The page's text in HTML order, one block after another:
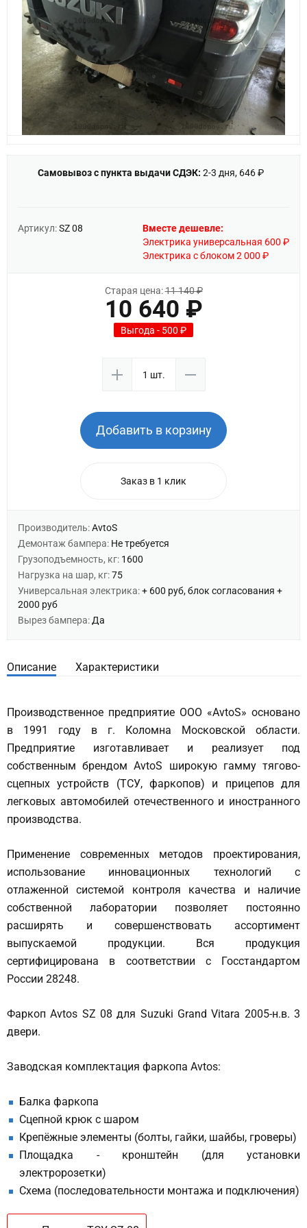
Самовывоз с пункта выдачи СДЭК: 2-3 дня, 646 ₽
Артикул:SZ 08
Вместе дешевле:
Электрика универсальная 600 ₽
Электрика с блоком 2 000 ₽
Старая цена:11 140 ₽
10 640 ₽
Выгода - 500 ₽
Добавить в корзину
Заказ в 1 клик
Производитель:AvtoS
Демонтаж бампера: Не требуется
Грузоподъемность, кг: 1600
Нагрузка на шар, кг:75
Универсальная электрика:+ 600 руб, блок согласования +
2000 руб
Вырез бампера: Да
Описание Характеристики
Производственное предприятие ООО «AvtoS» основано
в 1991 году в г. Коломна Московской области.
Предприятие изготавливает и реализует под
собственным брендом AvtoS широкую гамму тягово-
сцепных устройств (ТСУ, фаркопов) и прицепов для
легковых автомобилей отечественного и иностранного
производства.
Применение современных методов проектирования,
использование инновационных технологий с
отлаженной системой контроля качества и наличие
собственной лаборатории позволяет постоянно
расширять и совершенствовать ассортимент
выпускаемой продукции. Вся продукция
сертифицирована в соответствии с Госстандартом
России 28248.
Фаркоп Avtos SZ 08 для Suzuki Grand Vitara 2005-н.в. 3
двери.
Заводская комплектация фаркопа Avtos:
Балка фаркопа
Сцепной крюк с шаром
Крепёжные элементы (болты, гайки, шайбы, гроверы)
Площадка - кронштейн (для установки
электророзетки)
Схема (последовательности монтажа и подключения)